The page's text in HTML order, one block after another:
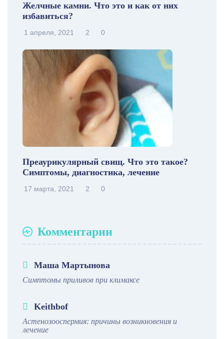
Желчные камни. Что это и как от них
избавиться?
1 апреля, 2021 2 0
Преаурикулярный свищ. Что это такое?
Симптомы, диагностика, лечение
17 марта, 2021 2 0
Комментарии
Маша Мартынова
Симптомы приливов при климаксе
Keithbof
Астенозооспермия: причины возникновения и
лечение